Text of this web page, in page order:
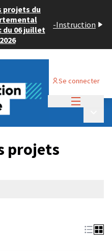
projets du
du 06 juillet
-Instruction
Se connecter
projets